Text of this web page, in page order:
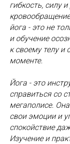
гибкость, силу
йога - это не
и обучение
к своему телу
моменте.
Йога - это
справиться со
мегаполисе.
свои эмоции и
спокойствие
Изучение и